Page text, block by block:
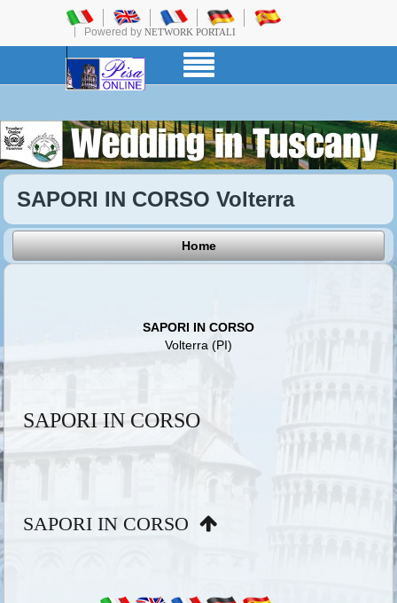
Powered by NETWORK PORTALI
SAPORI IN CORSO Volterra
Home
SAPORI IN CORSO
Volterra (PI)
SAPORI IN CORSO
SAPORI IN CORSO